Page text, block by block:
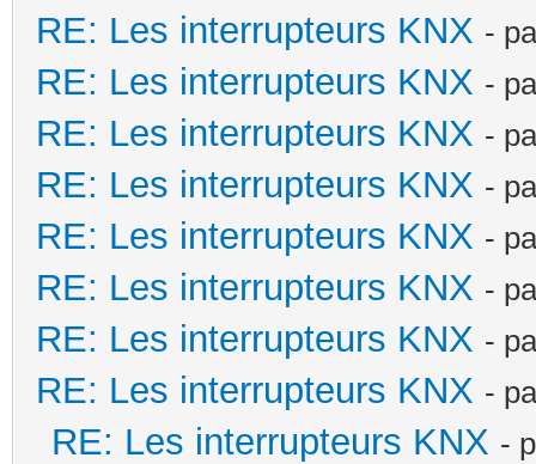
RE: Les interrupteurs KNX -
RE: Les interrupteurs KNX -
RE: Les interrupteurs KNX -
RE: Les interrupteurs KNX -
RE: Les interrupteurs KNX -
RE: Les interrupteurs KNX -
RE: Les interrupteurs KNX -
RE: Les interrupteurs KNX -
RE: Les interrupteurs KNX -